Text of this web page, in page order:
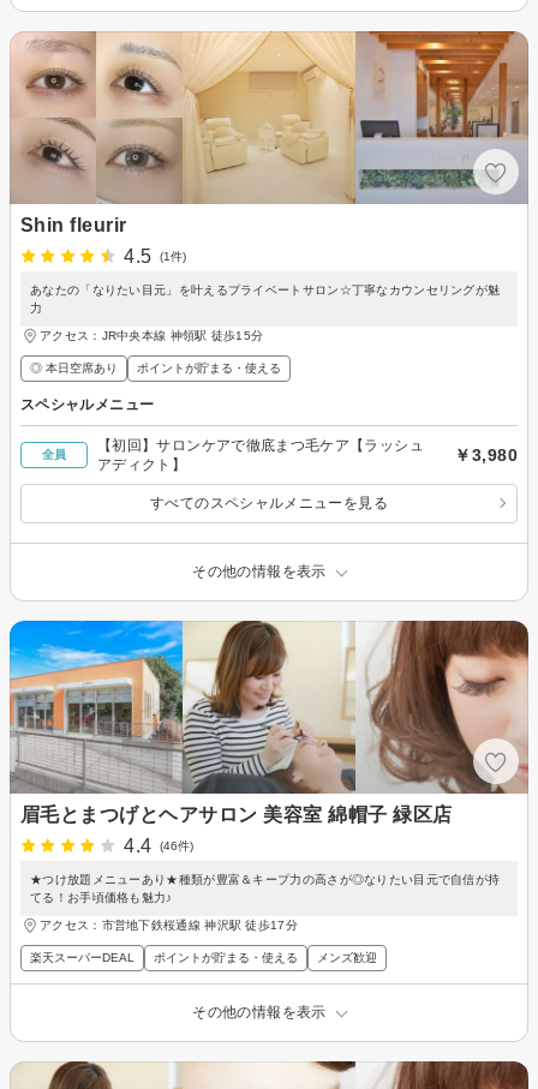
Shin fleurir
4.5
(1件)
あなたの「なりたい目元」を叶えるプライベートサロン☆丁寧なカウンセリングが魅
力
アクセス：JR中央本線 神領駅 徒歩15分
◎ 本日空席あり ポイントが貯まる・使える
スペシャルメニュー
全員
【初回】サロンケアで徹底まつ毛ケア【ラッシュ
アディクト】
￥3,980
すべてのスペシャルメニューを見る
その他の情報を表示
眉毛とまつげとヘアサロン 美容室 綿帽子 緑区店
4.4
(46件)
★つけ放題メニューあり★種類が豊富＆キープ力の高さが◎なりたい目元で自信が持
てる！お手頃価格も魅力♪
アクセス：市営地下鉄桜通線 神沢駅 徒歩17分
楽天スーパーDEAL ポイントが貯まる・使える メンズ歓迎
その他の情報を表示